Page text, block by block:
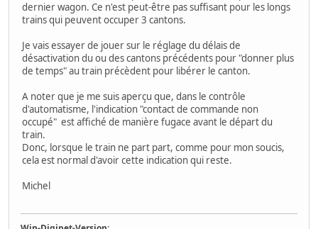
dernier wagon. Ce n'est peut-être pas suffisant pour les longs
trains qui peuvent occuper 3 cantons.
Je vais essayer de jouer sur le réglage du délais de
désactivation du ou des cantons précédents pour "donner plus
de temps" au train précèdent pour libérer le canton.
A noter que je me suis aperçu que, dans le contrôle
d'automatisme, l'indication "contact de commande non
occupé" est affiché de manière fugace avant le départ du
train.
Donc, lorsque le train ne part part, comme pour mon soucis,
cela est normal d'avoir cette indication qui reste.
Michel